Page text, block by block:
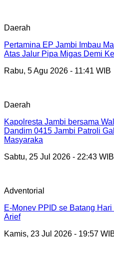
Daerah
Pertamina EP Jambi Imbau
Atas Jalur Pipa Migas Demi
Rabu, 5 Agu 2026 - 11:41 WIB
Daerah
Kapolresta Jambi bersama
Dandim 0415 Jambi Patroli
Masyaraka
Sabtu, 25 Jul 2026 - 22:43 WIB
Adventorial
E-Monev PPID se Batang
Arief
Kamis, 23 Jul 2026 - 19:57